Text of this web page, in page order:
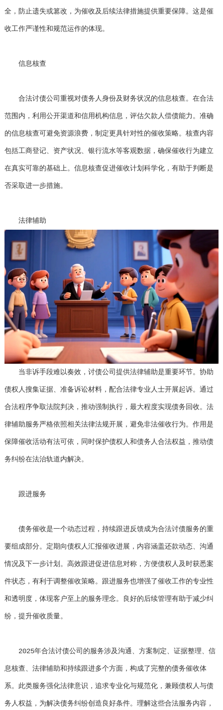
全，防止遗失或篡改，为催收及后续法律措施提供重要保障。这是催
收工作严谨性和规范运作的体现。
信息核查
合法讨债公司重视对债务人身份及财务状况的信息核查。在合法
范围内，利用公开渠道和信用机构信息，评估欠款人偿债能力。准确
的信息核查可避免资源浪费，制定更具针对性的催收策略。核查内容
包括工商登记、资产状况、银行流水等客观数据，确保催收行为建立
在真实可靠的基础上。信息核查促进催收计划科学化，有助于判断是
否采取进一步措施。
法律辅助
当非诉手段难以奏效，讨债公司提供法律辅助是重要环节。协助
债权人搜集证据、准备诉讼材料，配合法律专业人士开展起诉。通过
合法程序争取法院判决，推动强制执行，最大程度实现债务回收。法
律辅助服务严格依照相关法律法规开展，避免非法催收行为。作用是
保障催收活动有法可依，同时保护债权人和债务人合法权益，推动债
务纠纷在法治轨道内解决。
跟进服务
债务催收是一个动态过程，持续跟进反馈成为合法讨债服务的重
要组成部分。定期向债权人汇报催收进展，内容涵盖还款动态、沟通
情况及下一步计划。高效跟进促进信息对称，方便债权人及时获悉案
件状态，有利于调整催收策略。跟进服务也增强了催收工作的专业性
和透明度，体现客户至上的服务理念。良好的后续管理有助于减少纠
纷，提升催收质量。
2025年合法讨债公司的服务涉及沟通、方案制定、证据整理、信
息核查、法律辅助和持续跟进多个方面，构成了完整的债务催收体
系。此类服务强化法律意识，追求专业化与规范化，兼顾债权人与债
务人权益，为解决债务纠纷创造良好条件。理解这些合法服务内容，